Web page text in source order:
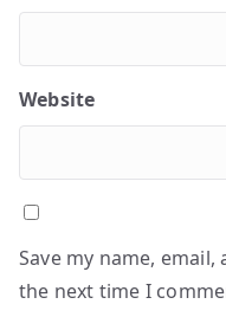
Website
Save my name,
the next time I